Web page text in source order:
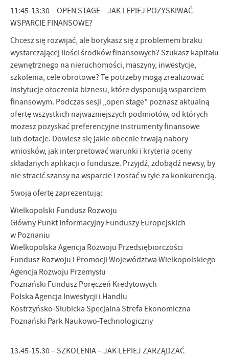
11:45-13:30 – OPEN STAGE – JAK LEPIEJ POZYSKIWAĆ
WSPARCIE FINANSOWE?
Chcesz się rozwijać, ale borykasz się z problemem braku
wystarczającej ilości środków finansowych? Szukasz kapitału
zewnętrznego na nieruchomości, maszyny, inwestycje,
szkolenia, cele obrotowe? Te potrzeby mogą zrealizować
instytucje otoczenia biznesu, które dysponują wsparciem
finansowym. Podczas sesji „open stage” poznasz aktualną
ofertę wszystkich najważniejszych podmiotów, od których
możesz pozyskać preferencyjne instrumenty finansowe
lub dotacje. Dowiesz się jakie obecnie trwają nabory
wniosków, jak interpretować warunki i kryteria oceny
składanych aplikacji o fundusze. Przyjdź, zdobądź newsy, by
nie stracić szansy na wsparcie i zostać w tyle za konkurencją.
Swoją ofertę zaprezentują:
Wielkopolski Fundusz Rozwoju
Główny Punkt Informacyjny Funduszy Europejskich
w Poznaniu
Wielkopolska Agencja Rozwoju Przedsiębiorczości
Fundusz Rozwoju i Promocji Województwa Wielkopolskiego
Agencja Rozwoju Przemysłu
Poznański Fundusz Poręczeń Kredytowych
Polska Agencja Inwestycji i Handlu
Kostrzyńsko-Słubicka Specjalna Strefa Ekonomiczna
Poznański Park Naukowo-Technologiczny
13.45-15.30 – SZKOLENIA – JAK LEPIEJ ZARZĄDZAĆ